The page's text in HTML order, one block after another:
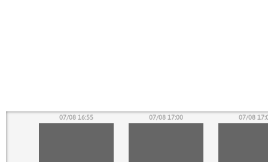
07/08 16:55 07/08 17:00 07/08